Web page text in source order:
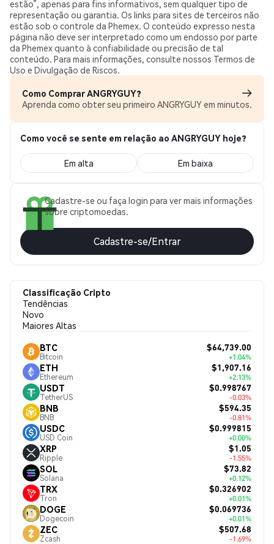
estão”, apenas para fins informativos, sem qualquer tipo de
representação ou garantia. Os links para sites de terceiros não
estão sob o controle da Phemex. O conteúdo expresso nesta
página não deve ser interpretado como um endosso por parte
da Phemex quanto à confiabilidade ou precisão de tal
conteúdo. Para mais informações, consulte nossos Termos de
Uso e Divulgação de Riscos.
Como Comprar ANGRYGUY?
Aprenda como obter seu primeiro ANGRYGUY em minutos.
Como você se sente em relação ao ANGRYGUY hoje?
Em alta Em baixa
Cadastre-se ou faça login para ver mais informações
sobre criptomoedas.
Cadastre-se/Entrar
Classificação Cripto
Tendências
Novo
Maiores Altas
BTC
Bitcoin
$64,739.00
+1.04%
ETH
Ethereum
$1,907.16
+2.13%
USDT
TetherUS
$0.998767
-0.03%
BNB
BNB
$594.35
-0.81%
USDC
USD Coin
$0.999815
+0.00%
XRP
Ripple
$1.05
-1.55%
SOL
Solana
$73.82
+0.12%
TRX
Tron
$0.326902
+0.01%
DOGE
Dogecoin
$0.069736
+0.01%
ZEC
Zcash
$507.68
-1.69%